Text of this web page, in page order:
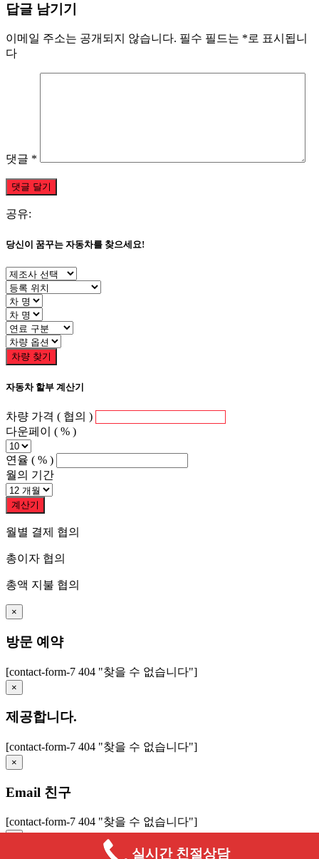
답글 남기기
이메일 주소는 공개되지 않습니다. 필수 필드는 *로 표시됩니
다
댓글 *
공유:
당신이 꿈꾸는 자동차를 찾으세요!
차량 찾기
자동차 할부 계산기
차량 가격 ( 협의 )
다운페이 ( % )
연율 ( % )
월의 기간
계산기
월별 결제 협의
총이자 협의
총액 지불 협의
×
방문 예약
[contact-form-7 404 "찾을 수 없습니다"]
×
제공합니다.
[contact-form-7 404 "찾을 수 없습니다"]
×
Email 친구
[contact-form-7 404 "찾을 수 없습니다"]
실시간 친절상담